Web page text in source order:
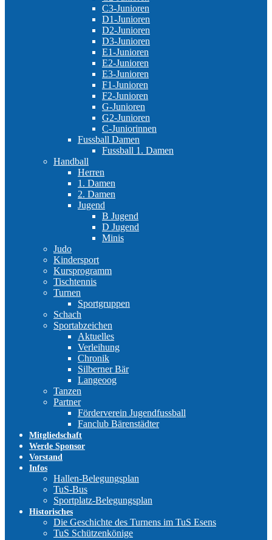
C3-Junioren
D1-Junioren
D2-Junioren
D3-Junioren
E1-Junioren
E2-Junioren
E3-Junioren
F1-Junioren
F2-Junioren
G-Junioren
G2-Junioren
C-Juniorinnen
Fussball Damen
Fussball 1. Damen
Handball
Herren
1. Damen
2. Damen
Jugend
B Jugend
D Jugend
Minis
Judo
Kindersport
Kursprogramm
Tischtennis
Turnen
Sportgruppen
Schach
Sportabzeichen
Aktuelles
Verleihung
Chronik
Silberner Bär
Langeoog
Tanzen
Partner
Förderverein Jugendfussball
Fanclub Bärenstädter
Mitgliedschaft
Werde Sponsor
Vorstand
Infos
Hallen-Belegungsplan
TuS-Bus
Sportplatz-Belegungsplan
Historisches
Die Geschichte des Turnens im TuS Esens
TuS Schützenkönige